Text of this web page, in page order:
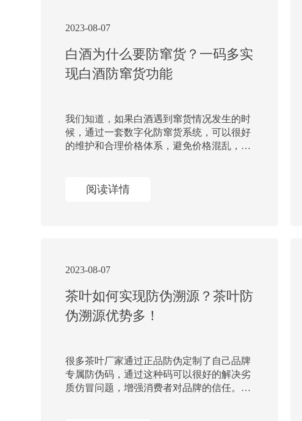
请输入关键词搜索
2023-08-07
白酒为什么要防窜货？一码多实
现白酒防窜货功能
我们知道，如果白酒遇到窜货情况发生的时
候，通过一套数字化防窜货系统，可以很好
的维护和合理价格体系，避免价格混乱，保
窜货系统通过防伪查询、防窜货系统
阅读详情
2023-08-07
茶叶如何实现防伪溯源？茶叶防
伪溯源优势多！
很多茶叶厂家通过正品防伪定制了自己品牌
专属防伪码，通过这种码可以很好的解决劣
质仿冒问题，增强消费者对品牌的信任。采